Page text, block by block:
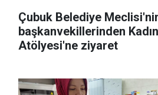
Çubuk Belediye
başkanvekillerinden
Atölyesi'ne ziyaret